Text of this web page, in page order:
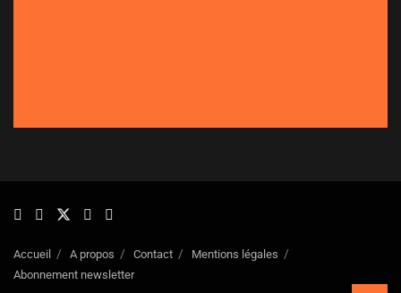
Accueil A propos Contact
Mentions légales
Abonnement newsletter